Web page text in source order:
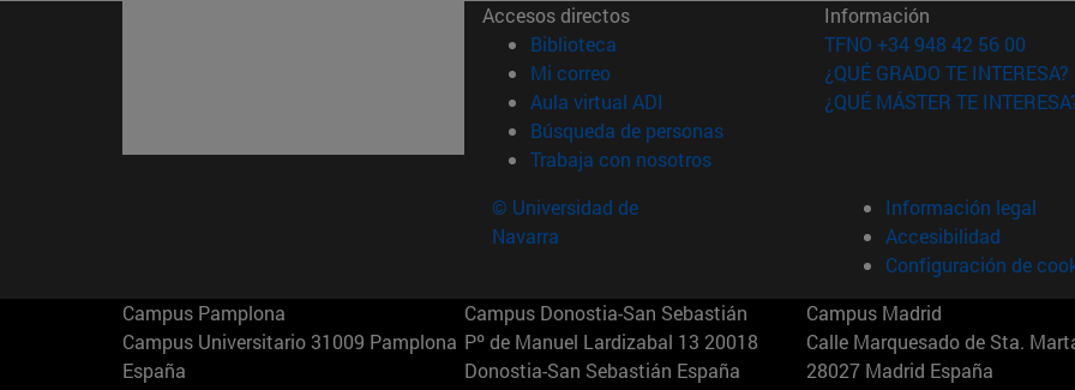
Accesos directos
Biblioteca (abre en nueva ventana)
Mi correo(abre en nueva ventana)
Aula virtual ADI (abre en nueva ventana)
Búsqueda de personas(abre en nueva ventana)
Trabaja con nosotros(abre en nueva ventana)
Información
TFNO +34 948 42 56 00
¿QUÉ GRADO TE INTERESA?
¿QUÉ MÁSTER TE
© Universidad de
Navarra
Información legal
Accesibilidad
Configuración de
Campus Pamplona
Campus Universitario 31009 Pamplona
España
Campus Donostia-San Sebastián
Pº de Manuel Lardizabal 13 20018
Donostia-San Sebastián España
Campus Madrid
Calle Marquesado de Sta.
28027 Madrid España